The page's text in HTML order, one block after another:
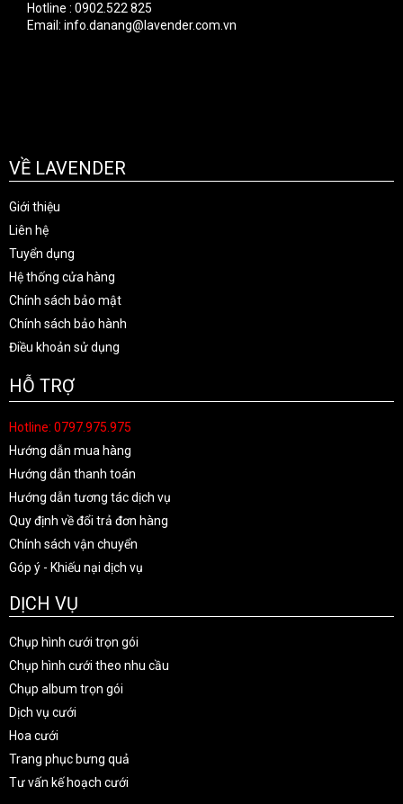
Hotline : 0902.522 825
Email: info.danang@lavender.com.vn
VỀ LAVENDER
Giới thiệu
Liên hệ
Tuyển dụng
Hệ thống cửa hàng
Chính sách bảo mật
Chính sách bảo hành
Điều khoản sử dụng
HỖ TRỢ
Hotline: 0797.975.975
Hướng dẫn mua hàng
Hướng dẫn thanh toán
Hướng dẫn tương tác dịch vụ
Quy định về đổi trả đơn hàng
Chính sách vận chuyển
Góp ý - Khiếu nại dịch vụ
DỊCH VỤ
Chụp hình cưới trọn gói
Chụp hình cưới theo nhu cầu
Chụp album trọn gói
Dịch vụ cưới
Hoa cưới
Trang phục bưng quả
Tư vấn kế hoạch cưới